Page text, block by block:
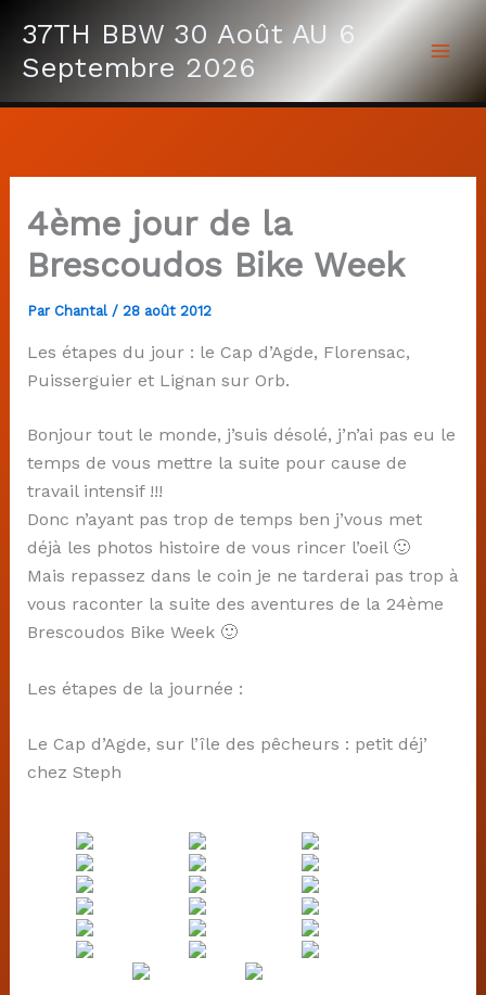
contenu
37TH BBW 30 Août AU 6
Septembre 2026
4ème jour de la
Brescoudos Bike Week
Par Chantal / 28 août 2012
Les étapes du jour : le Cap d’Agde, Florensac,
Puisserguier et Lignan sur Orb.
Bonjour tout le monde, j’suis désolé, j’n’ai pas eu le
temps de vous mettre la suite pour cause de
travail intensif !!!
Donc n’ayant pas trop de temps ben j’vous met
déjà les photos histoire de vous rincer l’oeil 🙂
Mais repassez dans le coin je ne tarderai pas trop à
vous raconter la suite des aventures de la 24ème
Brescoudos Bike Week 🙂
Les étapes de la journée :
Le Cap d’Agde, sur l’île des pêcheurs : petit déj’
chez Steph